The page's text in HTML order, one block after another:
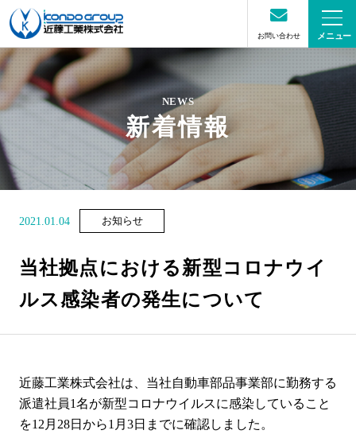
お問い合わせ メニュー
NEWS
新着情報
2021.01.04 お知らせ
当社拠点における新型コロナウイ
ルス感染者の発生について
近藤工業株式会社は、当社自動車部品事業部に勤務する
派遣社員1名が新型コロナウイルスに感染していること
を12月28日から1月3日までに確認しました。